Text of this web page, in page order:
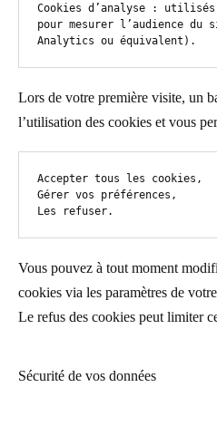
Cookies d’analyse : utilisés
pour mesurer l’audience du
Analytics ou équivalent).
Lors de votre première visite, un
l’utilisation des cookies et vous
Accepter tous les cookies,
Gérer vos préférences,
Les refuser.
Vous pouvez à tout moment
cookies via les paramètres de
Le refus des cookies peut limiter
Sécurité de vos données